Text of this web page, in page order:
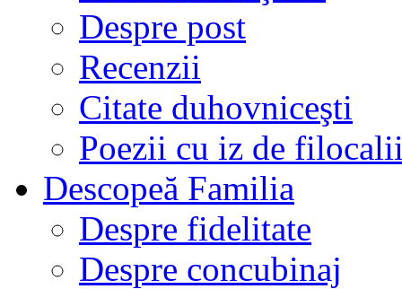
Despre post
Recenzii
Citate duhovniceşti
Poezii cu iz de
Descopeă Familia
Despre fidelitate
Despre concubinaj